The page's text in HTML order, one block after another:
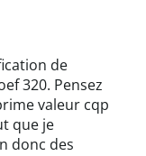
de
320. Pensez
valeur cqp
que je
donc des